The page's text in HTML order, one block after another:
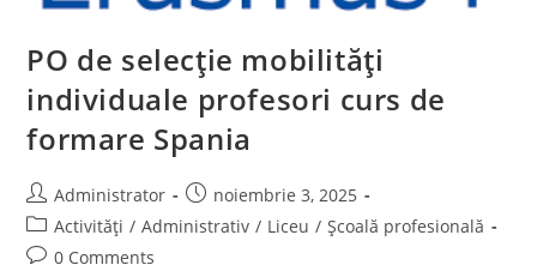
PO de selecție mobilități
individuale profesori curs de
formare Spania
Post
author:
Administrator
Post
published:
noiembrie 3, 2025
Post
category:
Activități / Administrativ / Liceu / Școală profesională
Post0 Comments